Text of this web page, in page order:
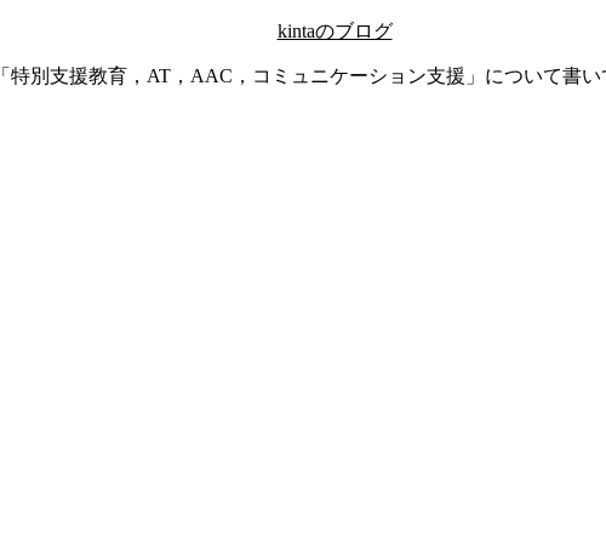
kintaのブログ
「特別支援教育，AT，AAC，コミュニケーション支援」について書